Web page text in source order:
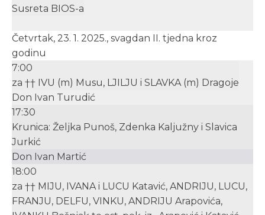
Susreta BIOS-a
Četvrtak, 23. 1. 2025., svagdan II. tjedna kroz
godinu
7:00
za †† IVU (m) Musu, LJILJU i SLAVKA (m) Dragoje
Don Ivan Turudić
17:30
Krunica: Željka Punoš, Zdenka Kaljužny i Slavica
Jurkić
Don Ivan Martić
18:00
za †† MIJU, IVANA i LUCU Katavić, ANDRIJU, LUCU,
FRANJU, DELFU, VINKU, ANDRIJU Arapovića,